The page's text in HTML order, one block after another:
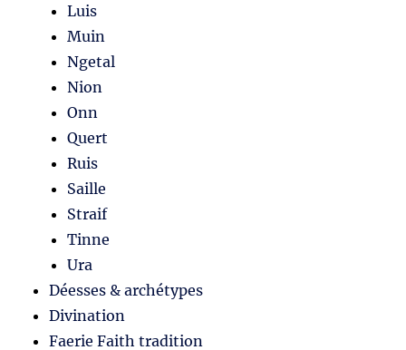
Luis
Muin
Ngetal
Nion
Onn
Quert
Ruis
Saille
Straif
Tinne
Ura
Déesses & archétypes
Divination
Faerie Faith tradition